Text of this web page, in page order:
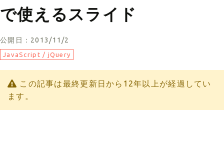
で使えるスライド
公開日：2013/11/2
JavaScript / jQuery
この記事は最終更新日から12年以上が経過してい
ます。